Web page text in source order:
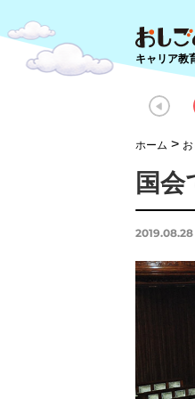
キャリア教
ホーム >
国
2019.08.28